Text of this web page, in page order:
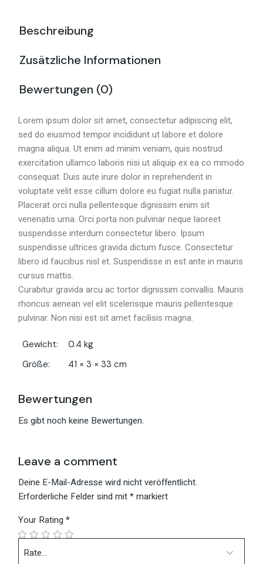
Beschreibung
Zusätzliche Informationen
Bewertungen (0)
Lorem ipsum dolor sit amet, consectetur adipiscing elit,
sed do eiusmod tempor incididunt ut labore et dolore
magna aliqua. Ut enim ad minim veniam, quis nostrud
exercitation ullamco laboris nisi ut aliquip ex ea co mmodo
consequat. Duis aute irure dolor in reprehenderit in
voluptate velit esse cillum dolore eu fugiat nulla pariatur.
Placerat orci nulla pellentesque dignissim enim sit
venenatis urna. Orci porta non pulvinar neque laoreet
suspendisse interdum consectetur libero. Ipsum
suspendisse ultrices gravida dictum fusce. Consectetur
libero id faucibus nisl et. Suspendisse in est ante in mauris
cursus mattis.
Curabitur gravida arcu ac tortor dignissim convallis. Mauris
rhoncus aenean vel elit scelerisque mauris pellentesque
pulvinar. Non nisi est sit amet facilisis magna.
Gewicht
0.4 kg
Größe
41 × 3 × 33 cm
Bewertungen
Es gibt noch keine Bewertungen.
Leave a comment
Deine E-Mail-Adresse wird nicht veröffentlicht.
Erforderliche Felder sind mit*markiert
Your Rating*